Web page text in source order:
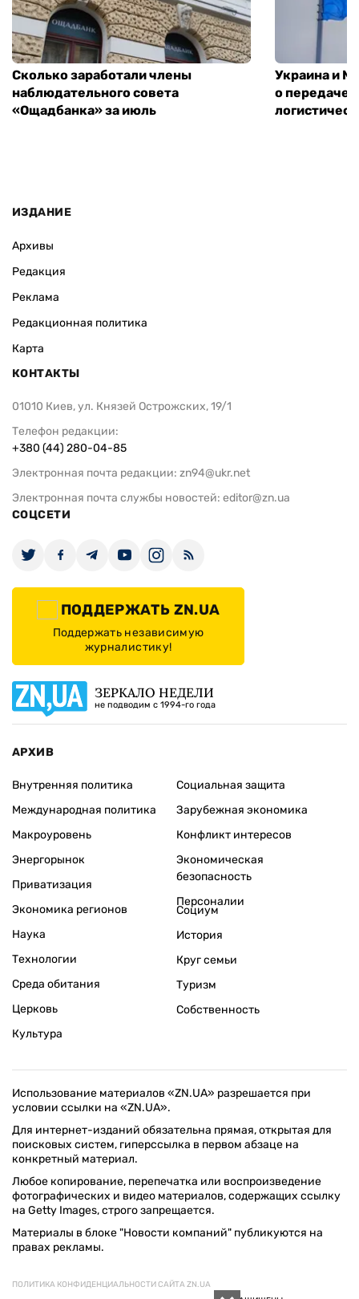
Сколько заработали члены
наблюдательного совета
«Ощадбанка» за июль
Украина и
о передаче
ИЗДАНИЕ
Архивы
Редакция
Реклама
Редакционная политика
Карта
КОНТАКТЫ
01010 Киев, ул. Князей Острожских, 19/1
Телефон редакции:
+380 (44) 280-04-85
Электронная почта редакции: zn94@ukr.net
Электронная почта службы новостей: editor@zn.ua
СОЦСЕТИ
ПОДДЕРЖАТЬ ZN.UA
Поддержать независимую
журналистику!
ЗЕРКАЛО НЕДЕЛИ
не подводим с 1994-го года
АРХИВ
Внутренняя политика
Международная политика
Макроуровень
Энергорынок
Приватизация
Экономика регионов
Социальная защита
Зарубежная экономика
Конфликт интересов
Экономическая
безопасность
Персоналии
Наука
Технологии
Среда обитания
Церковь
Культура
Социум
История
Круг семьи
Туризм
Собственность
Использование материалов «ZN.UA» разрешается при
условии ссылки на «ZN.UA».
Для интернет-изданий обязательна прямая, открытая для
поисковых систем, гиперссылка в первом абзаце на
конкретный материал.
Любое копирование, перепечатка или воспроизведение
фотографических и видео материалов, содержащих ссылку
на Getty Images, строго запрещается.
Материалы в блоке "Новости компаний" публикуются на
правах рекламы.
ПОЛИТИКА КОНФИДЕНЦИАЛЬНОСТИ САЙТА ZN.UA